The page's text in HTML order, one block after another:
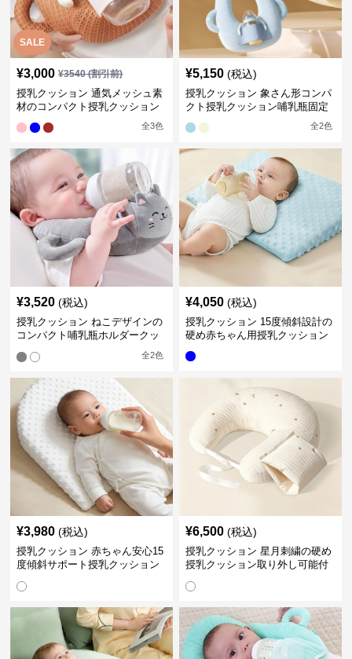
SALE
¥3,000 ¥3540(割引前)
授乳クッション 通気メッシュ素
材のコンパクト授乳クッション
全3色
¥5,150 (税込)
授乳クッション 象さん形コンパ
クト授乳クッション哺乳瓶固定
全2色
¥3,520 (税込)
授乳クッション ねこデザインの
コンパクト哺乳瓶ホルダークッ
全2色
¥4,050 (税込)
授乳クッション 15度傾斜設計の
硬め赤ちゃん用授乳クッション
¥3,980 (税込)
授乳クッション 赤ちゃん安心15
度傾斜サポート授乳クッション
¥6,500 (税込)
授乳クッション 星月刺繍の硬め
授乳クッション取り外し可能付